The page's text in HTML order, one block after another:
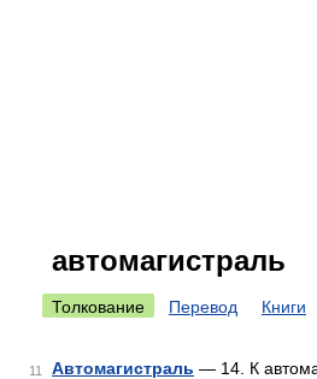
автомагистраль
Толкование Перевод Книги
11 Автомагистраль — 14. К